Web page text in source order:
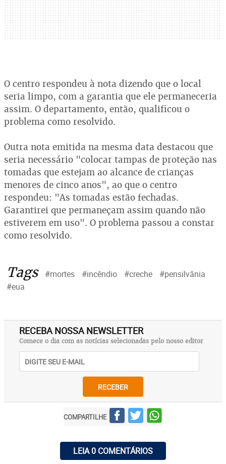
O centro respondeu à nota dizendo que o local
seria limpo, com a garantia que ele permaneceria
assim. O departamento, então, qualificou o
problema como resolvido.
Outra nota emitida na mesma data destacou que
seria necessário "colocar tampas de proteção nas
tomadas que estejam ao alcance de crianças
menores de cinco anos", ao que o centro
respondeu: "As tomadas estão fechadas.
Garantirei que permaneçam assim quando não
estiverem em uso". O problema passou a constar
como resolvido.
Tags #mortes #incêndio #creche
#pensilvânia
#eua
RECEBA NOSSA NEWSLETTER
Comece o dia com as notícias selecionadas pelo nosso editor
RECEBER
COMPARTILHE
LEIA 0 COMENTÁRIOS